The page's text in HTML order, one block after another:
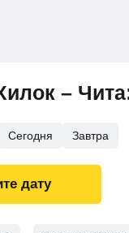
–
Сегодня Завтра
дату